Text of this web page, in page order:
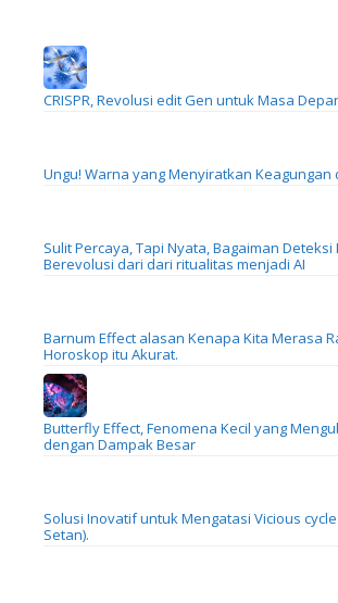
CRISPR, Revolusi edit Gen untuk Masa
Ungu! Warna yang Menyiratkan Keagungan
Sulit Percaya, Tapi Nyata, Bagaiman
Berevolusi dari dari ritualitas menjadi AI
Barnum Effect alasan Kenapa Kita Merasa
Horoskop itu Akurat.
Butterfly Effect, Fenomena Kecil yang
dengan Dampak Besar
Solusi Inovatif untuk Mengatasi Vicious
Setan).